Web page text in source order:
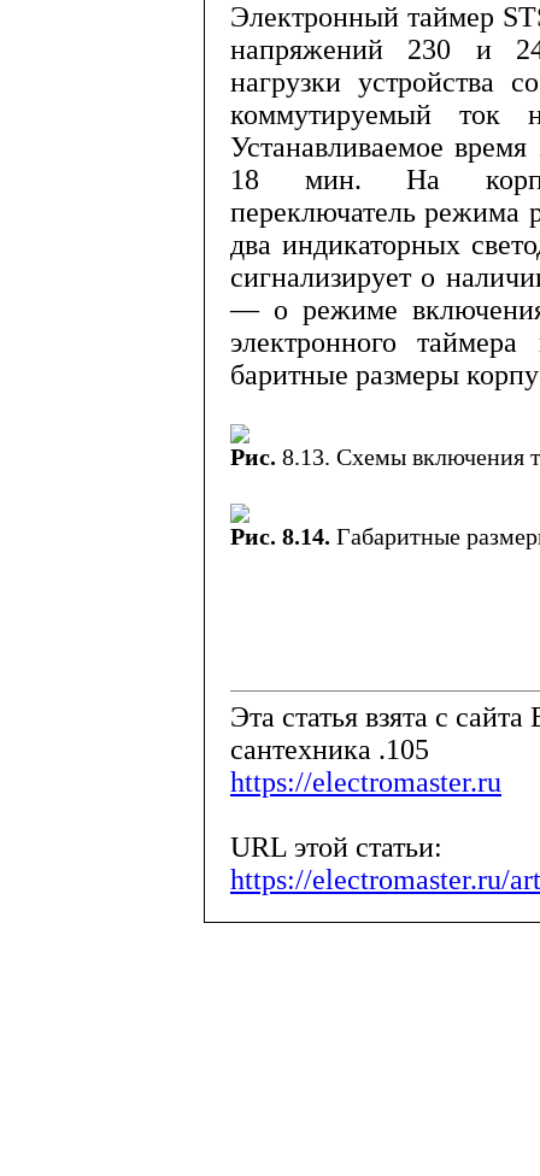
Электронный таймер
напря­жений 230 и
нагрузки устройства
коммутируемый
Устанавливаемое
18 мин. На
переключатель режима
два индикаторных
сигнализирует о
— о режиме
электронного
баритные размеры
Рис. 8.13. Схемы включения
Рис. 8.14. Габаритные
Эта статья взята с
сантехника .105
https://electromaster.ru
URL этой статьи:
https://electromaster.ru/